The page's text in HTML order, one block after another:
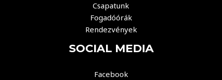
Csapatunk
Fogadóórák
Rendezvények
SOCIAL MEDIA
Facebook